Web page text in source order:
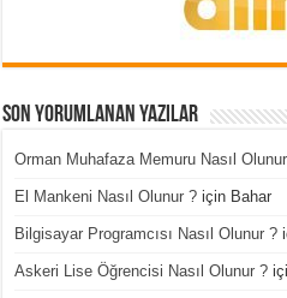
Son Yorumlanan Yazılar
Orman Muhafaza Memuru Nasıl
El Mankeni Nasıl Olunur ? için Bahar
Bilgisayar Programcısı Nasıl Olunur ?
Askeri Lise Öğrencisi Nasıl Olunur ?